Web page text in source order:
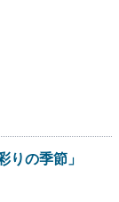
りの季節」